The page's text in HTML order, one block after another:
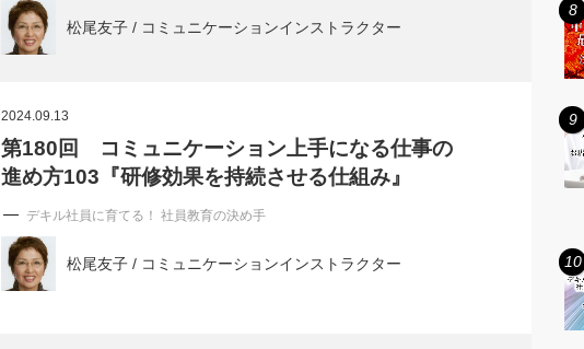
松尾友子 / コミュニケーションインストラクター
2024.09.13
第180回 コミュニケーション上手になる仕事の
進め方103『研修効果を持続させる仕組み』
デキル社員に育てる！ 社員教育の決め手
松尾友子 / コミュニケーションインストラクター
8
9
10